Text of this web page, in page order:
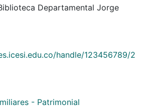
Departamental Jorge
handle/123456789/2
- Patrimonial